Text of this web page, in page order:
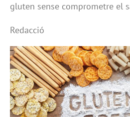
gluten sense comprometre el
Redacció